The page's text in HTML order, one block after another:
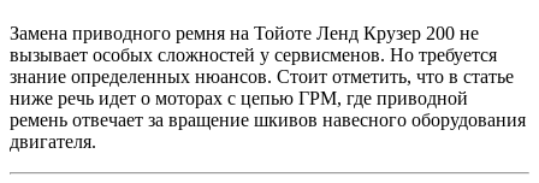
Замена приводного ремня на Тойоте Ленд Крузер 200 не
вызывает особых сложностей у сервисменов. Но требуется
знание определенных нюансов. Стоит отметить, что в статье
ниже речь идет о моторах с цепью ГРМ, где приводной
ремень отвечает за вращение шкивов навесного оборудования
двигателя.